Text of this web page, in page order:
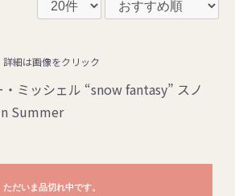
詳細は画像をクリック
ミッシェル “snow fantasy” スノ
Summer
ただいま品切れ中です。